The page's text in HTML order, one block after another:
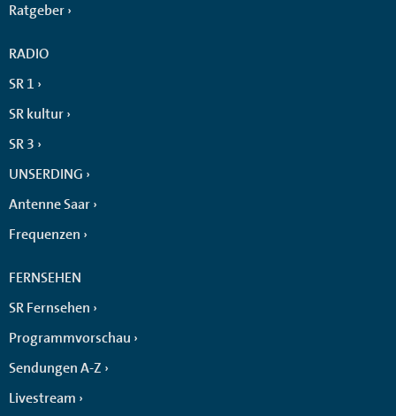
Ratgeber
RADIO
SR 1
SR kultur
SR 3
UNSERDING
Antenne Saar
Frequenzen
FERNSEHEN
SR Fernsehen
Programmvorschau
Sendungen A-Z
Livestream